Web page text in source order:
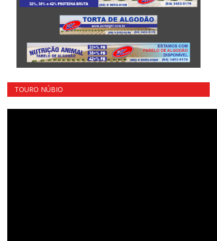
TOURO NÚBIO